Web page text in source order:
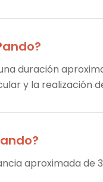
?
duración
y la realización
?
aproximada de